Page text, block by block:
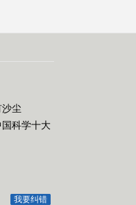
尘
科学十大
我要纠错